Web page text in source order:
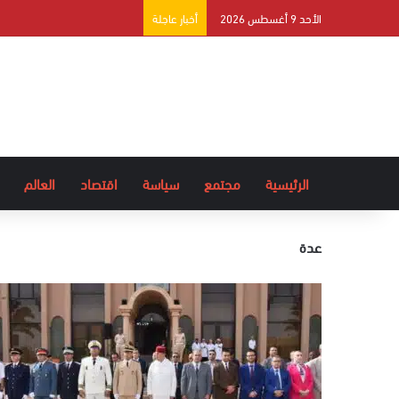
الأحد 9 أغسطس 2026 أخبار عاجلة
الرئيسية مجتمع سياسة اقتصاد العالم
عدة